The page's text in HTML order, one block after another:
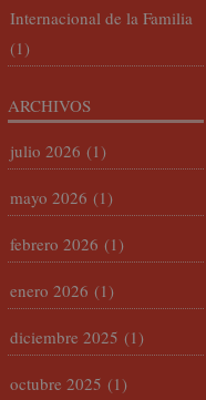
Internacional de la Familia
(1)
ARCHIVOS
julio 2026 (1)
mayo 2026 (1)
febrero 2026 (1)
enero 2026 (1)
diciembre 2025 (1)
octubre 2025 (1)